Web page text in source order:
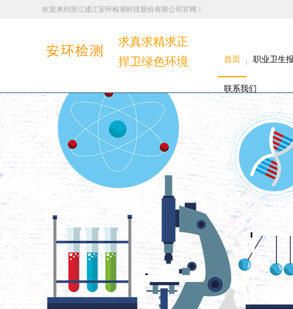
欢迎来到浙江浦江安环检测科技股份有限公司官网！
求真求精求正
捍卫绿色环境
首页 职业卫生
联系我们